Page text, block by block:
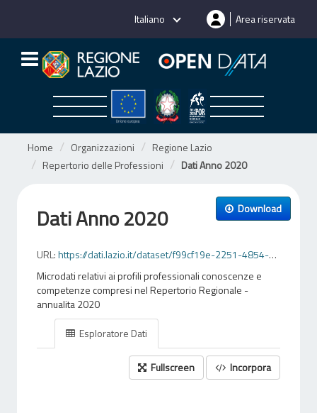
Italiano Area riservata
Home Organizzazioni
Regione Lazio
Repertorio delle Professioni
Dati Anno 2020
Download
Dati Anno 2020
URL:https://dati.lazio.it/dataset/f99cf19e-2251-4854-8236-51838285b28e/resource/1737d83c-209d-4f51-a30c-d882b6ef8e6e/download/dati-anno-20201616066304676448586914060477344.csv
Microdati relativi ai profili professionali conoscenze e
competenze compresi nel Repertorio Regionale -
annualita 2020
Esploratore Dati
Fullscreen Incorpora